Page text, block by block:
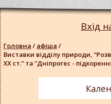
Вхід
Головна / афіша /
Виставки відділу природи,
ХХ ст.” та “Дніпрогес -